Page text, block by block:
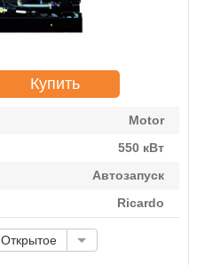
Купить
Motor
550 кВт
Автозапуск
Ricardo
Открытое